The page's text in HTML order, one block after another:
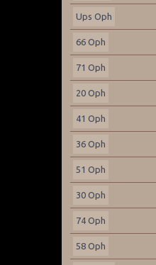
Ups Oph
66 Oph
71 Oph
20 Oph
41 Oph
36 Oph
51 Oph
30 Oph
74 Oph
58 Oph